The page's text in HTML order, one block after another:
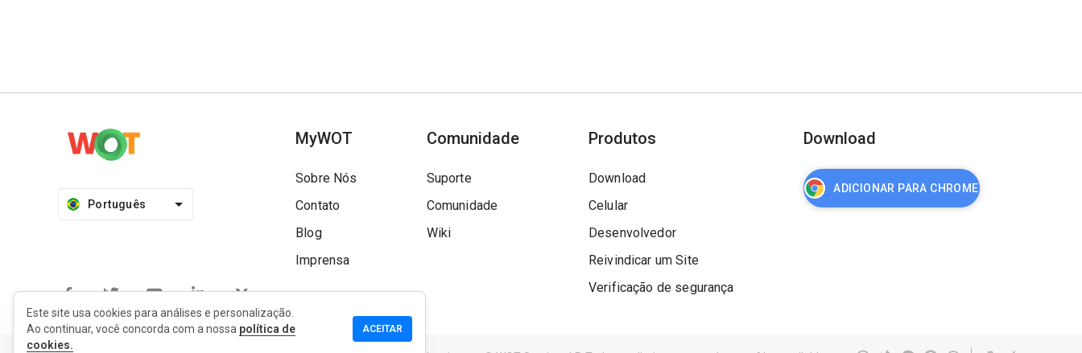
Português
MyWOT
Sobre Nós
Contato
Blog
Imprensa
Comunidade
Suporte
Comunidade
Wiki
Produtos
Download
Celular
Desenvolvedor
Reivindicar um Site
Verificação de segurança
Download
ADICIONAR PARA CHROME
Este site usa cookies para análises e personalização.
Ao continuar, você concorda com a nossa política de
cookies.
ACEITAR